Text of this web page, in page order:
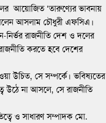
আয়োজিত ‘তারুণ্যের ভাবনায়
বলেন আসলাম চৌধুরী এফসিএ।
নির্ভর রাজনীতি দেশ ও দলের
করতে হবে দেশের
উচিত, সে সম্পর্কে। ভবিষ্যতের
উঠে না আসলে, সে রাজনীতি
ও সাধারণ সম্পাদক মো.